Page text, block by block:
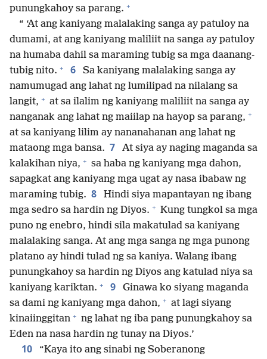
punungkahoy sa parang. +
“ ‘At ang kaniyang malalaking sanga ay patuloy na
dumami, at ang kaniyang maliliit na sanga ay patuloy
na humaba dahil sa maraming tubig sa mga daanang-
tubig nito. + 6
Sa kaniyang malalaking sanga ay
namumugad ang lahat ng lumilipad na nilalang sa
langit, + at sa ilalim ng kaniyang maliliit na sanga ay
nanganak ang lahat ng maiilap na hayop sa parang, +
at sa kaniyang lilim ay nananahanan ang lahat ng
mataong mga bansa. 7
At siya ay naging maganda sa
kalakihan niya, + sa haba ng kaniyang mga dahon,
sapagkat ang kaniyang mga ugat ay nasa ibabaw ng
maraming tubig. 8
Hindi siya mapantayan ng ibang
mga sedro sa hardin ng Diyos. + Kung tungkol sa mga
puno ng enebro, hindi sila makatulad sa kaniyang
malalaking sanga. At ang mga sanga ng mga punong
platano ay hindi tulad ng sa kaniya. Walang ibang
punungkahoy sa hardin ng Diyos ang katulad niya sa
kaniyang kariktan. + 9
Ginawa ko siyang maganda
sa dami ng kaniyang mga dahon, + at lagi siyang
kinaiinggitan + ng lahat ng iba pang punungkahoy sa
Eden na nasa hardin ng tunay na Diyos.’
10
“Kaya ito ang sinabi ng Soberanong